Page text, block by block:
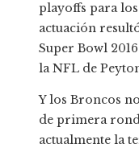
playoffs para
actuación
Super Bowl
la NFL de
Y los Broncos
de primera
actualmente la